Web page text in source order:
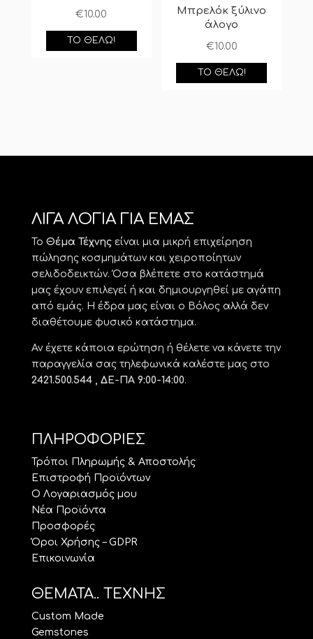
€10.00
ΤΟ ΘΈΛΩ!
Μπρελόκ ξύλινο
άλογο
€10.00
ΤΟ ΘΈΛΩ!
ΛΙΓΑ ΛΟΓΙΑ ΓΙΑ ΕΜΑΣ
Το Θέμα Τέχνηςείναι μια μικρή επιχείρηση
πώλησης κοσμημάτων και χειροποίητων
σελιδοδεικτών. Όσα βλέπετε στο κατάστημά
μας έχουν επιλεγεί ή και δημιουργηθεί με αγάπη
από εμάς. Η έδρα μας είναι ο Βόλος αλλά δεν
διαθέτουμε φυσικό κατάστημα.
Αν έχετε κάποια ερώτηση ή θέλετε να κάνετε την
παραγγελία σας τηλεφωνικά καλέστε μας στο
2421.500.544 , ΔΕ-ΠΑ 9:00-14:00.
ΠΛΗΡΟΦΟΡΙΕΣ
Τρόποι Πληρωμής & Αποστολής
Επιστροφή Προϊόντων
Ο Λογαριασμός μου
Νέα Προϊόντα
Προσφορές
Όροι Χρήσης – GDPR
Επικοινωνία
ΘΕΜΑΤΑ.. ΤΕΧΝΗΣ
Custom Made
Gemstones